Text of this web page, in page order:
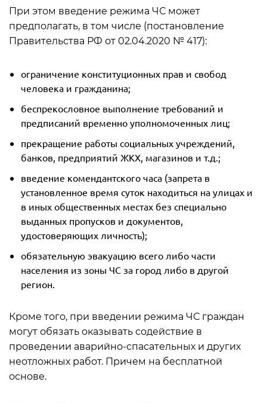
При этом введение режима ЧС может
предполагать, в том числе (постановление
Правительства РФ от 02.04.2020 № 417):
ограничение конституционных прав и свобод
человека и гражданина;
беспрекословное выполнение требований и
предписаний временно уполномоченных лиц;
прекращение работы социальных учреждений,
банков, предприятий ЖКХ, магазинов и т.д.;
введение комендантского часа (запрета в
установленное время суток находиться на улицах и
в иных общественных местах без специально
выданных пропусков и документов,
удостоверяющих личность);
обязательную эвакуацию всего либо части
населения из зоны ЧС за город либо в другой
регион.
Кроме того, при введении режима ЧС граждан
могут обязать оказывать содействие в
проведении аварийно-спасательных и других
неотложных работ. Причем на бесплатной
основе.